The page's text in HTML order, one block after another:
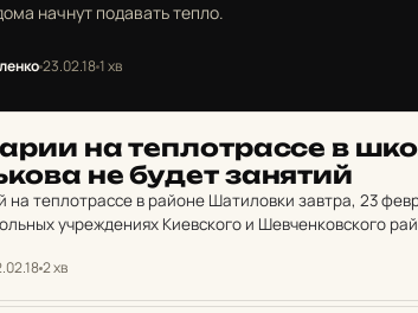
начнут подавать тепло.
23.02.181 хв
на теп­лот­рас­се в
не будет за­ня­тий
на теплотрассе в районе Шатиловки завтра, 23
учреждениях Киевского и Шевченковского
2 хв